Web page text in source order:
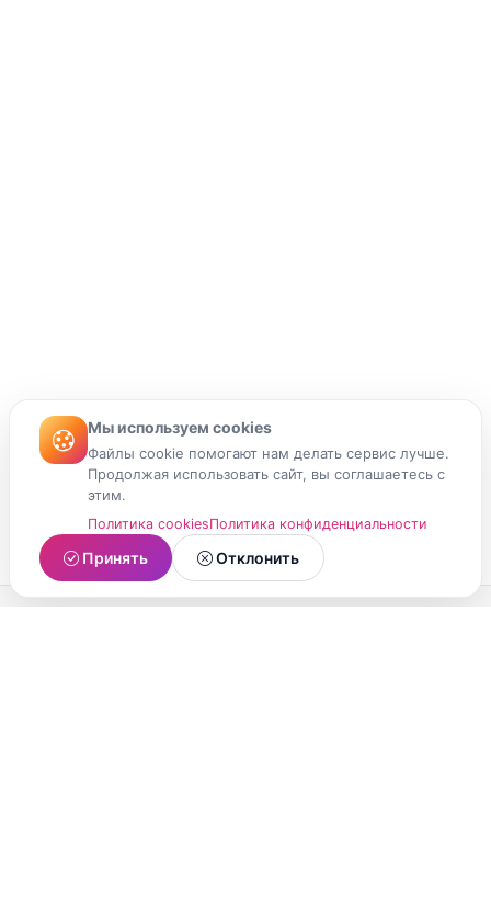
Мы используем cookies
Файлы cookie помогают нам делать сервис лучше.
Продолжая использовать сайт, вы соглашаетесь с
этим.
Политика cookiesПолитика конфиденциальности
Принять Отклонить